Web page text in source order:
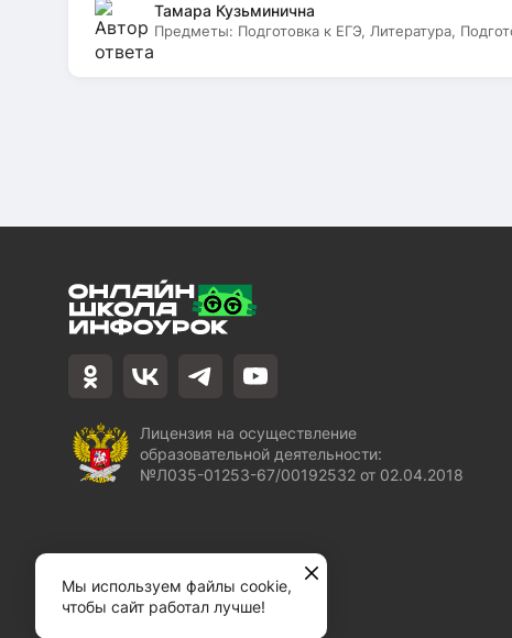
Тамара Кузьминична
Предметы: Подготовка к ЕГЭ, Литература,
Лицензия на осуществление
образовательной деятельности:
№Л035-01253-67/00192532 от 02.04.2018
Мы используем файлы cookie,
чтобы сайт работал лучше!